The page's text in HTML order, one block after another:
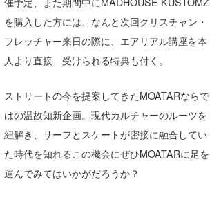
を購入した方には、なんと次回クリスチャン・
フレッチャー来日の際に、エアリアル講座を本
人より直接、受けられる特典も付く。
ストリートの今を提案してきたMOATARならで
はの温故知新企画。現代カルチャーのルーツを
紐解き、サーフとスケートが密接に融合してい
た時代を知れるこの機会にぜひMOATARに足を
運んでみてはいかがだろうか？
banpaku
Mr.K
chappy
Romisea